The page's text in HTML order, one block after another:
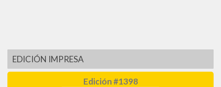
EDICIÓN IMPRESA
Edición #1398